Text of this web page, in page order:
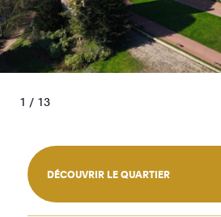
1 / 13
DÉCOUVRIR LE QUARTIER